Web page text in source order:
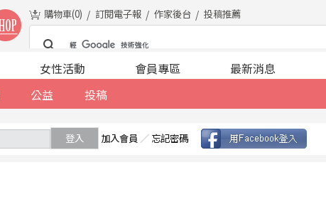
購物車(0) 訂閱電子報 作家後台 投稿推薦
公益 投稿
女性活動 會員專區 最新消息
登入 加入會員 ／ 忘記密碼